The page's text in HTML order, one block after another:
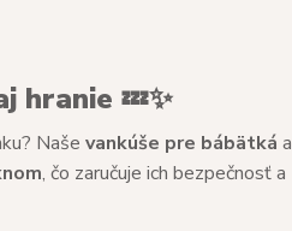
hranie 💤✨
Naše vankúše pre bábätká a
, čo zaručuje ich bezpečnosť a